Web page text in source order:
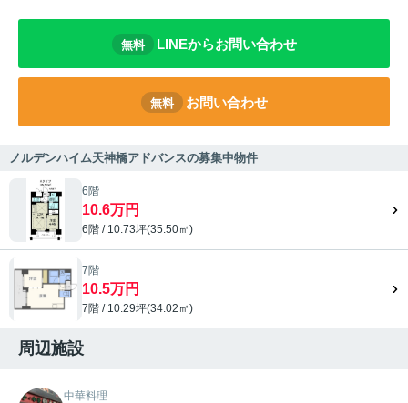
無料 LINEからお問い合わせ
無料 お問い合わせ
ノルデンハイム天神橋アドバンスの募集中物件
6階
10.6万円
6階 / 10.73坪(35.50㎡)
7階
10.5万円
7階 / 10.29坪(34.02㎡)
周辺施設
中華料理